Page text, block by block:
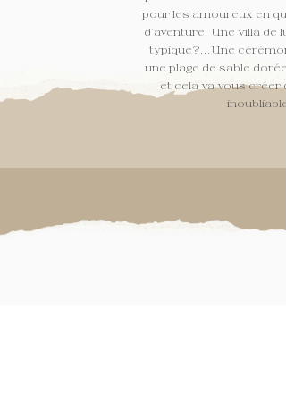
pour les amoureux en
d'aventure. Une villa de
typique?...Une
une plage de sable
et cela va vous créer